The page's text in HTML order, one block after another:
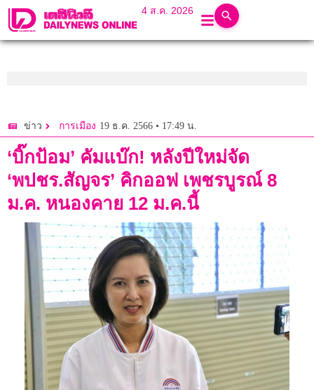
4 ส.ค. 2026
ข่าว การเมือง 19 ธ.ค. 2566 • 17:49 น.
‘บิ๊กป้อม’ คัมแบ๊ก! หลังปีใหม่จัด
‘พปชร.สัญจร’ คิกออฟ เพชรบูรณ์ 8
ม.ค. หนองคาย 12 ม.ค.นี้